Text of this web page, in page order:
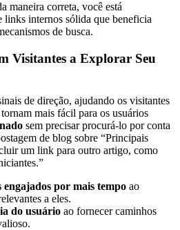
maneira correta, você está
links internos sólida que beneficia
de busca.
Visitantes a Explorar Seu
de direção, ajudando os visitantes
mais fácil para os usuários
sem precisar procurá-lo por conta
de blog sobre “Principais
um link para outro artigo, como
engajados por mais tempo ao
a eles.
do usuário ao fornecer caminhos